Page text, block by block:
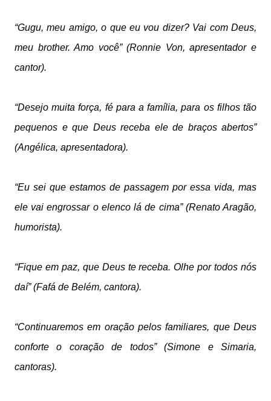
“Gugu, meu amigo, o que eu vou dizer? Vai com Deus,
meu brother. Amo você” (Ronnie Von, apresentador e
cantor).
“Desejo muita força, fé para a família, para os filhos tão
pequenos e que Deus receba ele de braços abertos”
(Angélica, apresentadora).
“Eu sei que estamos de passagem por essa vida, mas
ele vai engrossar o elenco lá de cima” (Renato Aragão,
humorista).
“Fique em paz, que Deus te receba. Olhe por todos nós
daí” (Fafá de Belém, cantora).
“Continuaremos em oração pelos familiares, que Deus
conforte o coração de todos” (Simone e Simaria,
cantoras).